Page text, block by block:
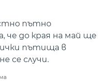
пътно
че до края на май ще
пътища в
се случи.